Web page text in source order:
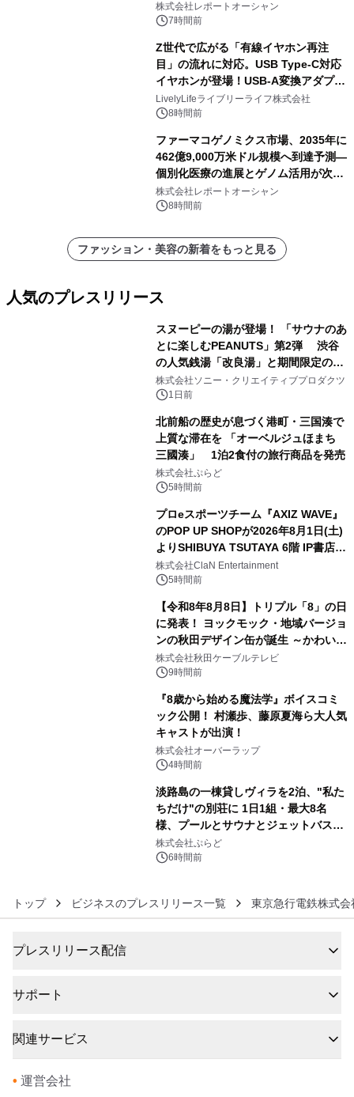
株式会社レポートオーシャン
7時間前
Z世代で広がる「有線イヤホン再注
目」の流れに対応。USB Type-C対応
イヤホンが登場！USB-A変換アダプタ
ー付きでスマホからパソコンまで幅広
く活用可能
LivelyLifeライブリーライフ株式会社
8時間前
ファーマコゲノミクス市場、2035年に
462億9,000万米ドル規模へ到達予測―
個別化医療の進展とゲノム活用が次世
代ヘルスケア投資を加速
株式会社レポートオーシャン
8時間前
ファッション・美容の新着をもっと見る
人気のプレスリリース
スヌーピーの湯が登場！ 「サウナのあ
とに楽しむPEANUTS」第2弾 渋谷
の人気銭湯「改良湯」と期間限定のコ
ラボレーション サウナイキタイコラ
ボグッズも発売決定！
株式会社ソニー・クリエイティブプロダクツ
1日前
北前船の歴史が息づく港町・三国湊で
上質な滞在を 「オーベルジュほまち
三國湊」 1泊2食付の旅行商品を発売
株式会社ぷらど
5時間前
プロeスポーツチーム『AXIZ WAVE』
のPOP UP SHOPが2026年8月1日(土)
よりSHIBUYA TSUTAYA 6階 IP書店で
開催決定！！
株式会社ClaN Entertainment
5時間前
【令和8年8月8日】トリプル「8」の日
に発表！ ヨックモック・地域バージョ
ンの秋田デザイン缶が誕生 ～かわいい
秋田犬の子犬と秋田の四季と名所を巡
るパッケージ～ 9月1日(火)秋田県内で
株式会社秋田ケーブルテレビ
9時間前
『8歳から始める魔法学』ボイスコミ
ック公開！ 村瀬歩、藤原夏海ら大人気
キャストが出演！
株式会社オーバーラップ
4時間前
淡路島の一棟貸しヴィラを2泊、"私た
ちだけ"の別荘に 1日1組・最大8名
様、プールとサウナとジェットバス付
きで Villa Mon Temps AWAJIの連泊
素泊りプラン
株式会社ぷらど
6時間前
トップ ビジネスのプレスリリース一覧 東京急行電鉄株式
プレスリリース配信
サポート
関連サービス
• 運営会社